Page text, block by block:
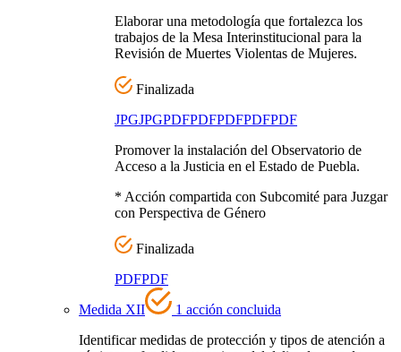
Elaborar una metodología que fortalezca los
trabajos de la Mesa Interinstitucional para la
Revisión de Muertes Violentas de Mujeres.
Finalizada
JPGJPGPDFPDFPDFPDFPDF
Promover la instalación del Observatorio de
Acceso a la Justicia en el Estado de Puebla.
* Acción compartida con Subcomité para Juzgar
con Perspectiva de Género
Finalizada
PDFPDF
Medida XII
1 acción concluida
Identificar medidas de protección y tipos de atención a